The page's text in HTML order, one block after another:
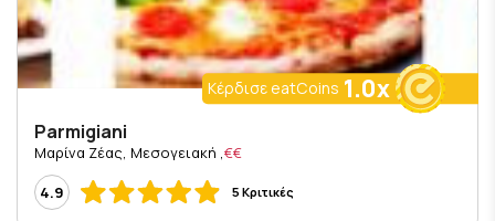
Κέρδισε eatCoins 1.0x
Parmigiani
€€
4.9
5 Κριτικές